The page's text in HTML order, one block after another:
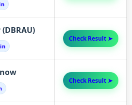
Check Result ➤
Check Result ➤